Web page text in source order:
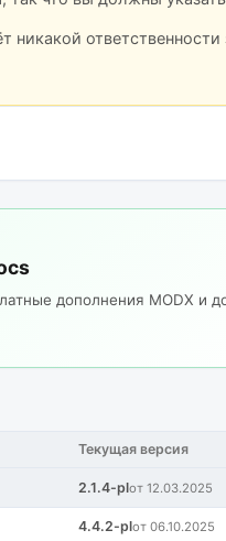
никакой
дополнения MODX и
Текущая версия
2.1.4-plот 12.03.2025
4.4.2-plот 06.10.2025